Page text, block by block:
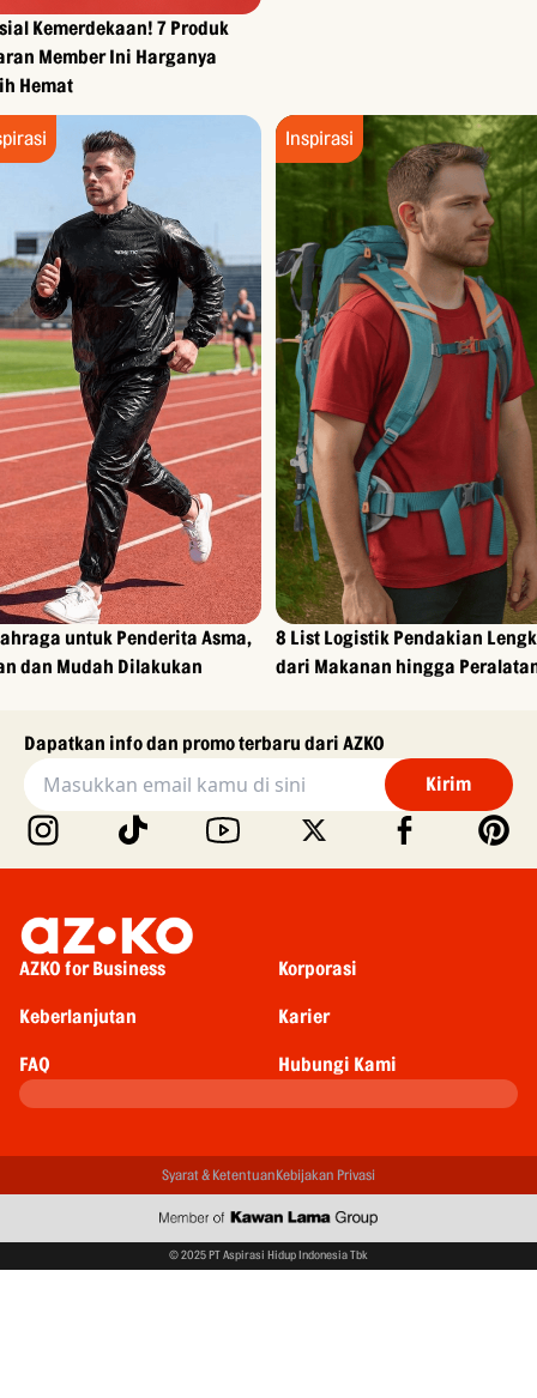
Kemerdekaan! 7 Produk
Member Ini Harganya
Hemat
untuk Penderita Asma,
dan Mudah Dilakukan
Inspirasi
8 List Logistik Pendakian
dari Makanan hingga
Dapatkan info dan promo terbaru dari AZKO
Kirim
AZKO for Business Korporasi
Keberlanjutan Karier
FAQ Hubungi Kami
Syarat & KetentuanKebijakan Privasi
© 2025 PT Aspirasi Hidup Indonesia Tbk